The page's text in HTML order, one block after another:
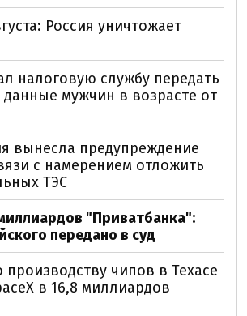
Россия уничтожает
налоговую службу передать
мужчин в возрасте от
вынесла предупреждение
с намерением отложить
ТЭС
"Приватбанка":
передано в суд
производству чипов в Техасе
в 16,8 миллиардов